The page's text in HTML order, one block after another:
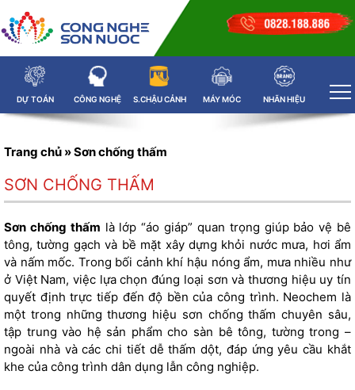
DỰ TOÁN CÔNG NGHỆ S.CHẬU CẢNH MÁY MÓC NHÃN HIỆU
Trang chủ »Sơn chống thấm
SƠN CHỐNG THẤM
Sơn chống thấm là lớp “áo giáp” quan trọng giúp bảo vệ bê
tông, tường gạch và bề mặt xây dựng khỏi nước mưa, hơi ẩm
và nấm mốc. Trong bối cảnh khí hậu nóng ẩm, mưa nhiều như
ở Việt Nam, việc lựa chọn đúng loại sơn và thương hiệu uy tín
quyết định trực tiếp đến độ bền của công trình. Neochem là
một trong những thương hiệu sơn chống thấm chuyên sâu,
tập trung vào hệ sản phẩm cho sàn bê tông, tường trong –
ngoài nhà và các chi tiết dễ thấm dột, đáp ứng yêu cầu khắt
khe của công trình dân dụng lẫn công nghiệp.